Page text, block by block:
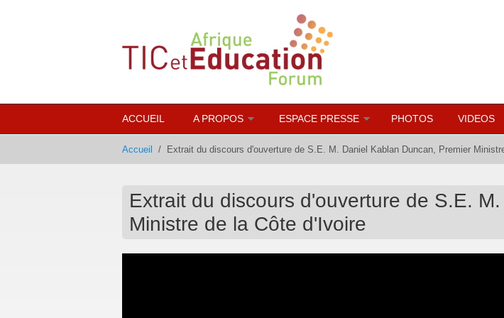
ACCUEIL A PROPOS ESPACE PRESSE PHOTOS VIDEOS
Accueil / Extrait du discours d'ouverture de S.E. M. Daniel Kablan Duncan, Premier
Extrait du discours d'ouverture de S.E.
Ministre de la Côte d'Ivoire